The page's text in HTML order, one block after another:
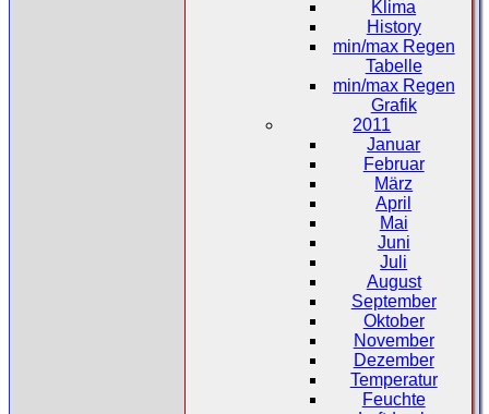
Klima
History
min/max Regen
Tabelle
min/max Regen
Grafik
2011
Januar
Februar
März
April
Mai
Juni
Juli
August
September
Oktober
November
Dezember
Temperatur
Feuchte